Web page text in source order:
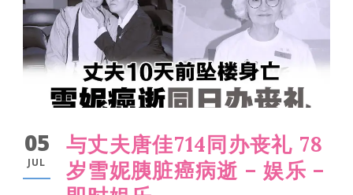
05
JUL
与丈夫唐佳714同办丧礼 78
岁雪妮胰脏癌病逝 – 娱乐 –